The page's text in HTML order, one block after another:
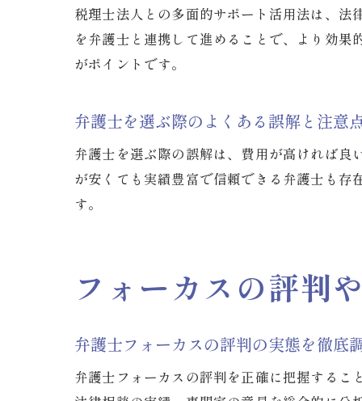
税理士法人との多面的サポート活用法は、
を弁護士と連携して進めることで、より効
がポイントです。
弁護士を選ぶ際のよくある誤解と注意
弁護士を選ぶ際の誤解は、費用が高ければ
が安くても実績豊富で信頼できる弁護士も
す。
フォーカスの評判
弁護士フォーカスの評判の実態を徹底
弁護士フォーカスの評判を正確に把握する